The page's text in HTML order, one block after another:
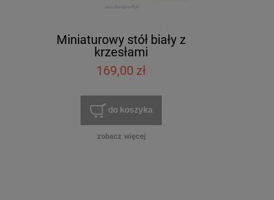
Miniaturowy stół biały z
krzesłami
169,00 zł
do koszyka
zobacz więcej